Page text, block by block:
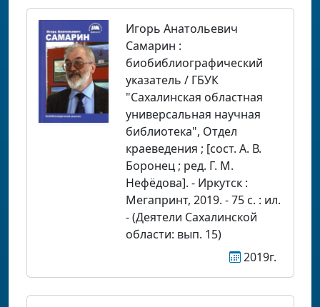
Игорь Анатольевич
Самарин :
биобиблиографический
указатель / ГБУК
"Сахалинская областная
универсальная научная
библиотека", Отдел
краеведения ; [сост. А. В.
Боронец ; ред. Г. М.
Нефёдова]. - Иркутск :
Мегапринт, 2019. - 75 с. : ил.
- (Деятели Сахалинской
области: вып. 15)
2019г.